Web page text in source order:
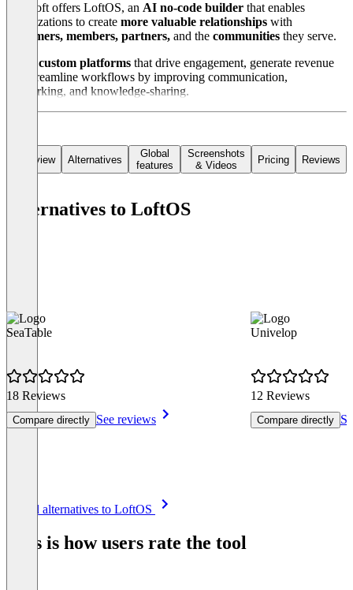
Innoloft offers LoftOS, an AI no-code builder that enables
organizations to create more valuable relationships with
customers, members, partners, and the communities they serve.
Build custom platforms that drive engagement, generate revenue
and streamline workflows by improving communication,
networking, and knowledge-sharing.
Overview Alternatives
Global
features
Screenshots
& Videos
Pricing Reviews
Alternatives to LoftOS
SeaTable
18 Reviews
Compare directly See reviews
Univelop
12 Reviews
Compare directly
See all alternatives to LoftOS
This is how users rate the tool